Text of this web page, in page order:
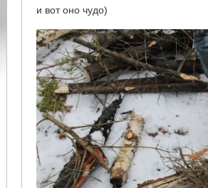
и вот оно чудо)